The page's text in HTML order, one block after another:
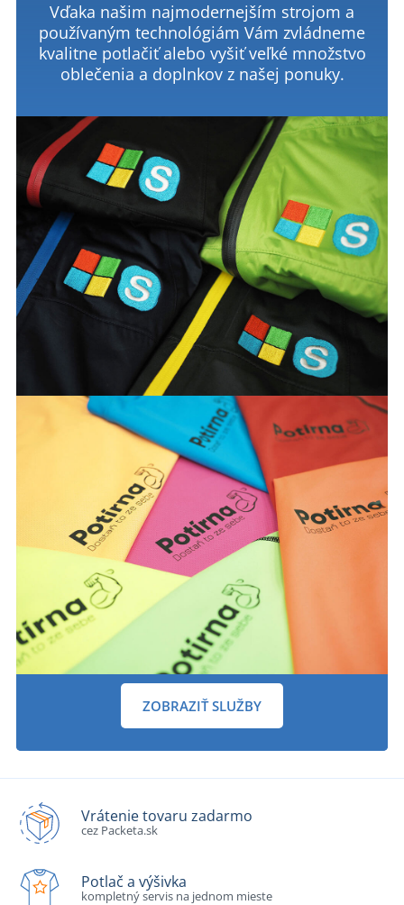
Vďaka našim najmodernejším strojom a
používaným technológiám Vám zvládneme
kvalitne potlačiť alebo vyšiť veľké množstvo
oblečenia a doplnkov z našej ponuky.
ZOBRAZIŤ SLUŽBY
Vrátenie tovaru zadarmo
cez Packeta.sk
Potlač a výšivka
kompletný servis na jednom mieste